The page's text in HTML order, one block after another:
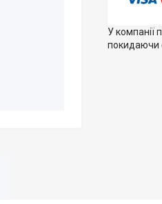
У компанії
покидаючи